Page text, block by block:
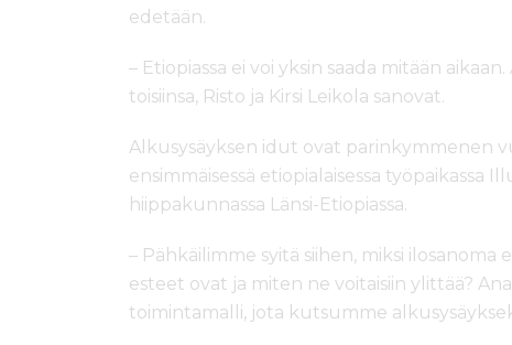
edetään.
– Etiopiassa ei voi yksin saada mitään
toisiinsa, Risto ja Kirsi Leikola sanovat.
Alkusysäyksen idut ovat parinkymmenen
ensimmäisessä etiopialaisessa työpaikassa
hiippakunnassa Länsi-Etiopiassa.
– Pähkäilimme syitä siihen, miksi ilosanoma
esteet ovat ja miten ne voitaisiin ylittää?
toimintamalli, jota kutsumme